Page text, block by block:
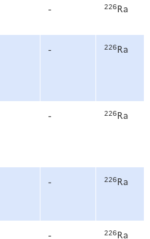
- 226Ra
- 226Ra
- 226Ra
- 226Ra
- 226Ra